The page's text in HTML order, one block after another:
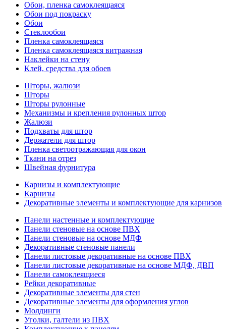
Обои, пленка самоклеящаяся
Обои под покраску
Обои
Стеклообои
Пленка самоклеящаяся
Пленка самоклеящаяся витражная
Наклейки на стену
Клей, средства для обоев
Шторы, жалюзи
Шторы
Шторы рулонные
Механизмы и крепления рулонных штор
Жалюзи
Подхваты для штор
Держатели для штор
Пленка светоотражающая для окон
Ткани на отрез
Швейная фурнитура
Карнизы и комплектующие
Карнизы
Декоративные элементы и комплектующие для карнизов
Панели настенные и комплектующие
Панели стеновые на основе ПВХ
Панели стеновые на основе МДФ
Декоративные стеновые панели
Панели листовые декоративные на основе ПВХ
Панели листовые декоративные на основе МДФ, ДВП
Панели самоклеящиеся
Рейки декоративные
Декоративные элементы для стен
Декоративные элементы для оформления углов
Молдинги
Уголки, галтели из ПВХ